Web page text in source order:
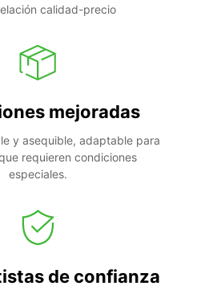
calidad-precio
mejoradas
y asequible, adaptable para
requieren condiciones
especiales.
de confianza